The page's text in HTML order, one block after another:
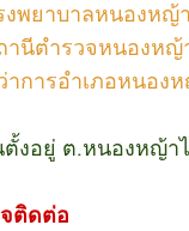
งพยาบาลหนองหญ้
านีตำรวจหนองหญ้
าการอำเภอหนอง
งอยู่ ต.หนองหญ้า
ติดต่อ